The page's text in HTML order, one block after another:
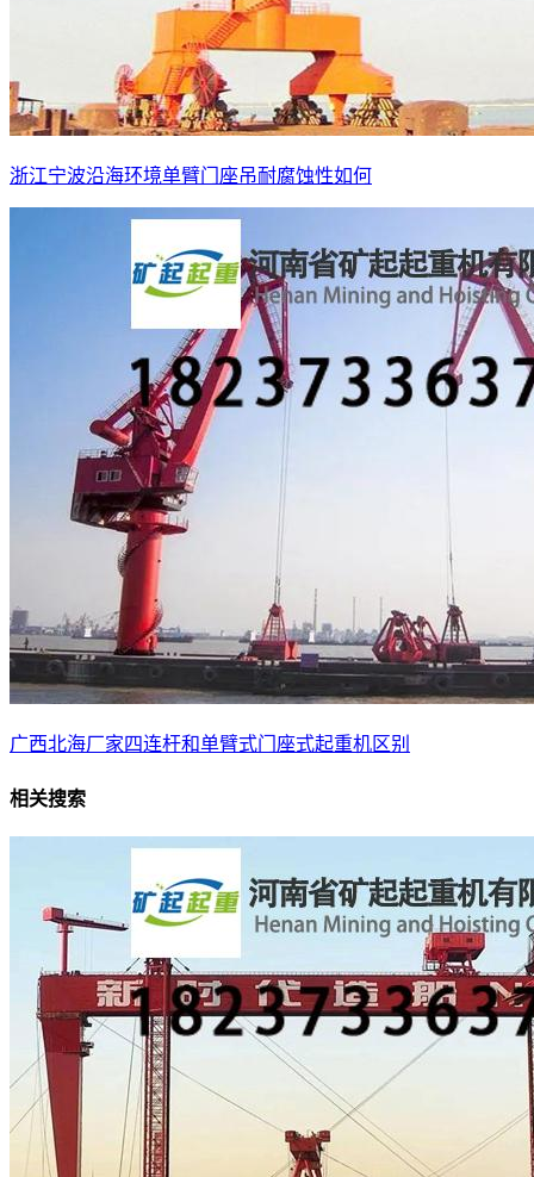
浙江宁波沿海环境单臂门座吊耐腐蚀性如何
广西北海厂家四连杆和单臂式门座式起重机区别
相关搜索